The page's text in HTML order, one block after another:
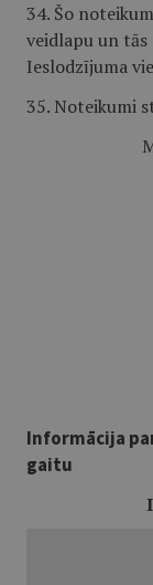
34. Šo
veidlapu un
Ieslodzījuma
35. Noteikumi
Informācija
gaitu